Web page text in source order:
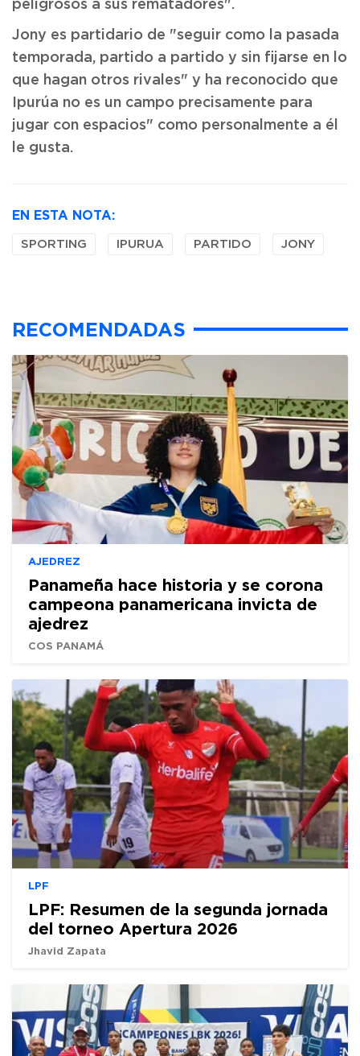
peligrosos a sus rematadores".
Jony es partidario de "seguir como la pasada
temporada, partido a partido y sin fijarse en lo
que hagan otros rivales" y ha reconocido que
Ipurúa no es un campo precisamente para
jugar con espacios" como personalmente a él
le gusta.
EN ESTA NOTA:
SPORTING IPURUA PARTIDO JONY
RECOMENDADAS
AJEDREZ
Panameña hace historia y se corona
campeona panamericana invicta de
ajedrez
COS PANAMÁ
LPF
LPF: Resumen de la segunda jornada
del torneo Apertura 2026
Jhavid Zapata